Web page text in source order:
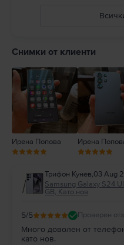
Снимки от клиенти
Ирена Попова Ирена
Трифон Кунев,03 Aug
Samsung Galaxy S24
GB, Като нов
5/5 Проверен
Много доволен от
като нов.